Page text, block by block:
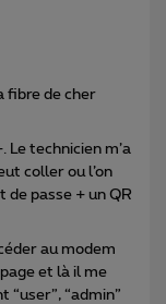
fibre de cher
Le technicien m’a
coller ou l’on
passe + un QR
au modem
et là il me
“user”, “admin”